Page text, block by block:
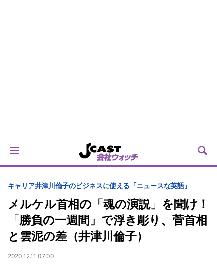
キャリア井津川倫子のビジネスに使える「ニュースな英語」
メルケル首相の「魂の演説」を聞け！
「勝負の一週間」で浮き彫り、菅首相
と雲泥の差（井津川倫子）
2020.12.11 07:00